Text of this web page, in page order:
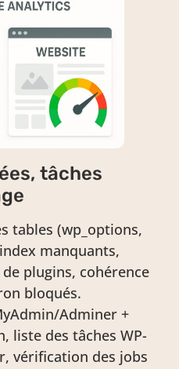
tâches
tables (wp_options,
manquants,
plugins, cohérence
bloqués.
Adminer +
liste des tâches WP-
vérification des jobs